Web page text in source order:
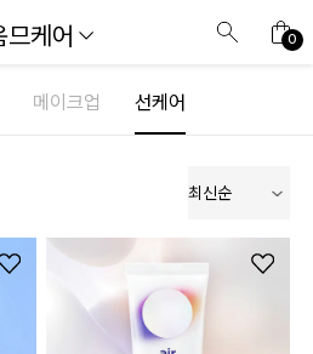
0
므케어
메이크업 선케어